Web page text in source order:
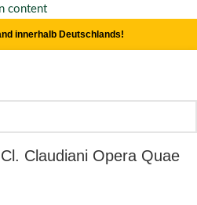
content
innerhalb Deutschlands!
Claudiani Opera Quae